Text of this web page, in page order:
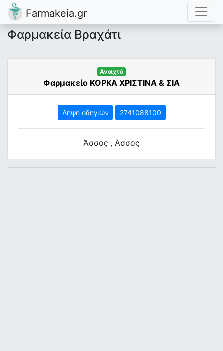
Farmakeia.gr
Φαρμακεία Βραχάτι
Ανοιχτό
Φαρμακείο ΚΟΡΚΑ ΧΡΙΣΤΙΝΑ & ΣΙΑ
Λήψη οδηγιών 2741088100
Άσσος , Άσσος